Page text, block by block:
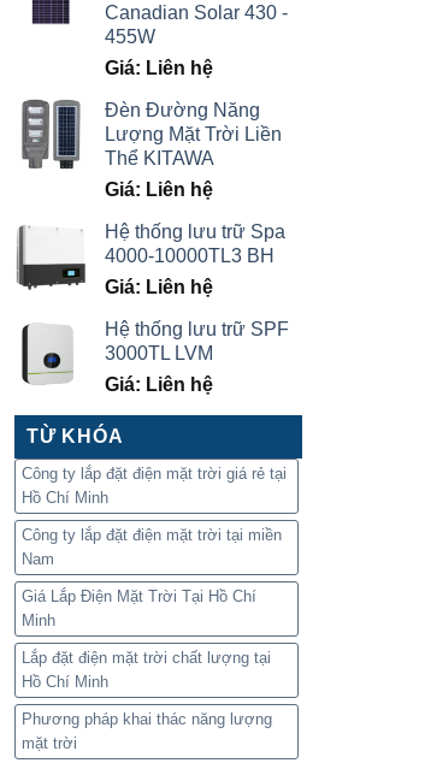
Canadian Solar 430 -
455W
Giá: Liên hệ
Đèn Đường Năng
Lượng Mặt Trời Liền
Thể KITAWA
Giá: Liên hệ
Hệ thống lưu trữ Spa
4000-10000TL3 BH
Giá: Liên hệ
Hệ thống lưu trữ SPF
3000TL LVM
Giá: Liên hệ
TỪ KHÓA
Công ty lắp đặt điện mặt trời giá rẻ tại
Hồ Chí Minh
Công ty lắp đặt điện mặt trời tại miền
Nam
Giá Lắp Điện Mặt Trời Tại Hồ Chí
Minh
Lắp đặt điện mặt trời chất lượng tại
Hồ Chí Minh
Phương pháp khai thác năng lượng
mặt trời